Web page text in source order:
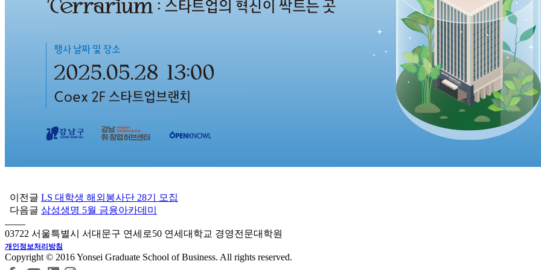
이전글 LS 대학생 해외봉사단 28기 모집
다음글 삼성생명 5월 금융아카데미
03722 서울특별시 서대문구 연세로50 연세대학교 경영전문대학원
개인정보처리방침
Copyright © 2016 Yonsei Graduate School of Business. All rights reserved.